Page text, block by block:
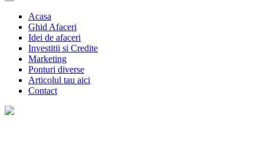
Acasa
Ghid Afaceri
Idei de afaceri
Investitii si Credite
Marketing
Ponturi diverse
Articolul tau aici
Contact